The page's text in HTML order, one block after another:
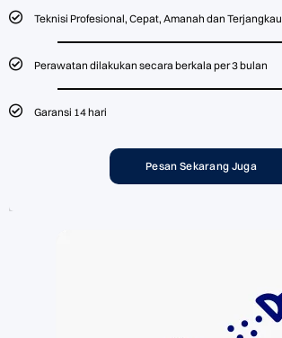
Teknisi Profesional, Cepat, Amanah dan Terjangkau
Perawatan dilakukan secara berkala per 3 bulan
Garansi 14 hari
Pesan Sekarang Juga